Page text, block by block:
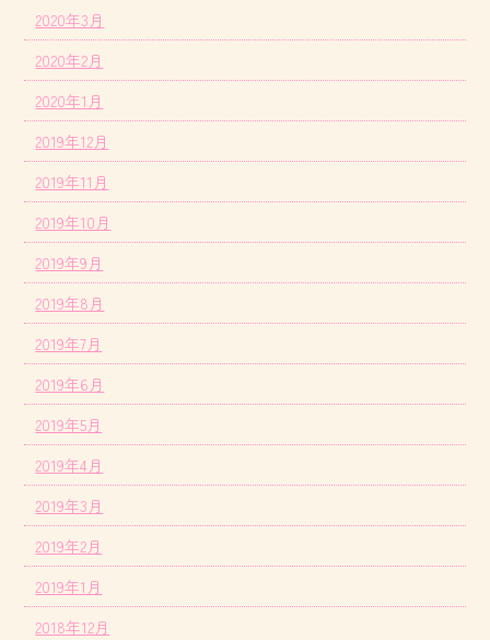
2020年3月
2020年2月
2020年1月
2019年12月
2019年11月
2019年10月
2019年9月
2019年8月
2019年7月
2019年6月
2019年5月
2019年4月
2019年3月
2019年2月
2019年1月
2018年12月